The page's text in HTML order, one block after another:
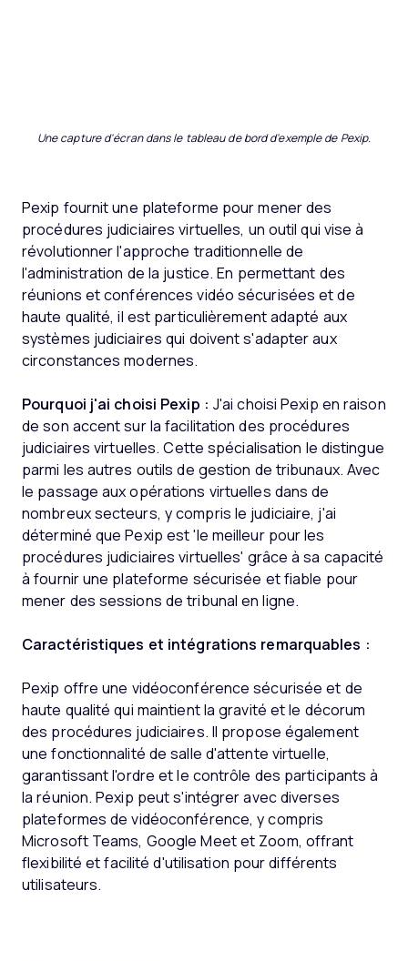
Une capture d'écran dans le tableau de bord d'exemple de Pexip.
Pexip fournit une plateforme pour mener des
procédures judiciaires virtuelles, un outil qui vise à
révolutionner l'approche traditionnelle de
l'administration de la justice. En permettant des
réunions et conférences vidéo sécurisées et de
haute qualité, il est particulièrement adapté aux
systèmes judiciaires qui doivent s'adapter aux
circonstances modernes.
Pourquoi j'ai choisi Pexip : J'ai choisi Pexip en raison
de son accent sur la facilitation des procédures
judiciaires virtuelles. Cette spécialisation le distingue
parmi les autres outils de gestion de tribunaux. Avec
le passage aux opérations virtuelles dans de
nombreux secteurs, y compris le judiciaire, j'ai
déterminé que Pexip est 'le meilleur pour les
procédures judiciaires virtuelles' grâce à sa capacité
à fournir une plateforme sécurisée et fiable pour
mener des sessions de tribunal en ligne.
Caractéristiques et intégrations remarquables :
Pexip offre une vidéoconférence sécurisée et de
haute qualité qui maintient la gravité et le décorum
des procédures judiciaires. Il propose également
une fonctionnalité de salle d'attente virtuelle,
garantissant l'ordre et le contrôle des participants à
la réunion. Pexip peut s'intégrer avec diverses
plateformes de vidéoconférence, y compris
Microsoft Teams, Google Meet et Zoom, offrant
flexibilité et facilité d'utilisation pour différents
utilisateurs.